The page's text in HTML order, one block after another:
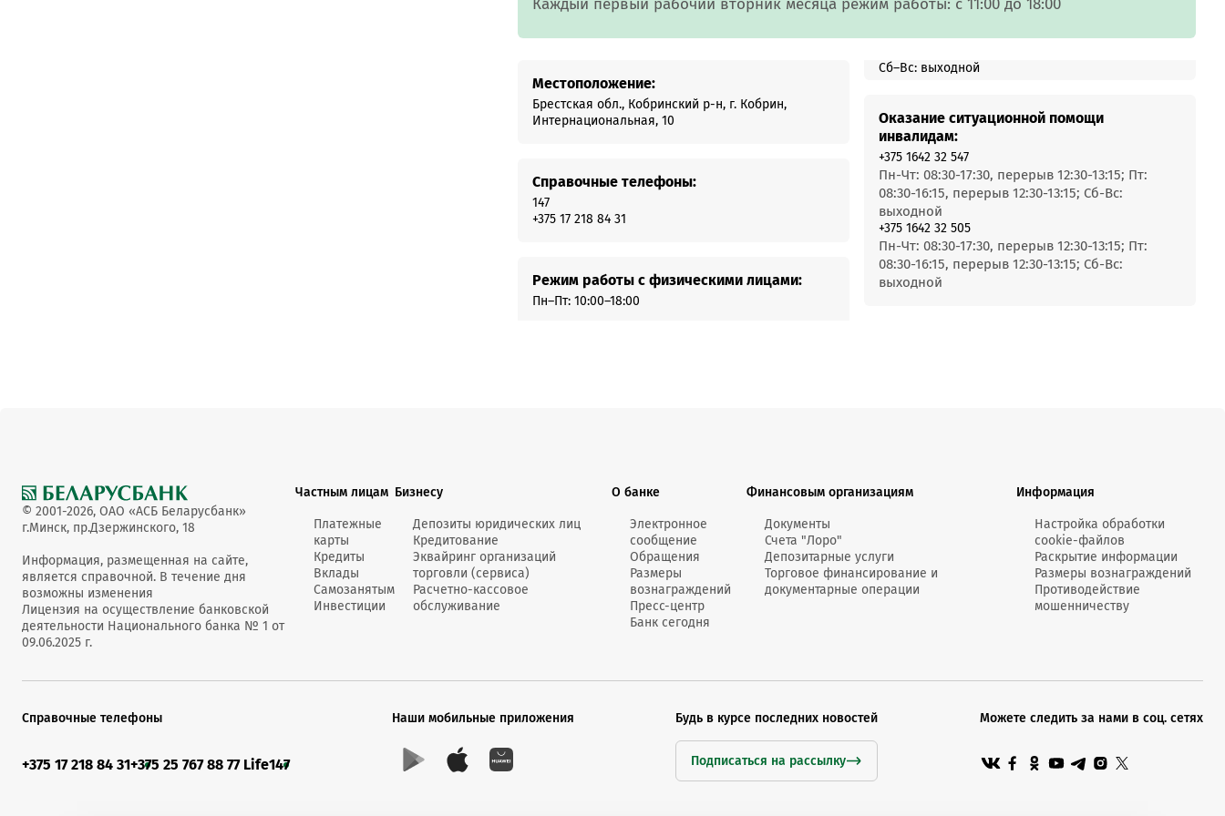
Онлайн-консультант:
пн—пт 9:00 - 20:00*
* кроме праздничных дней
Спросить онлайн
телефона Visa
Подробнее
Каждый первый рабочий вторник месяца режим работы: с 11:00 до 18:00
Местоположение:
Брестская обл., Кобринский р-н, г. Кобрин,
Интернациональная, 10
Справочные телефоны:
147
+375 17 218 84 31
Режим работы с физическими лицами:
Пн–Пт: 10:00–18:00
Сб–Вс: выходной
Оказание ситуационной помощи
инвалидам:
+375 1642 32 547
Пн-Чт: 08:30-17:30, перерыв 12:30-13:15; Пт:
08:30-16:15, перерыв 12:30-13:15; Сб-Вс:
выходной
+375 1642 32 505
Пн-Чт: 08:30-17:30, перерыв 12:30-13:15; Пт:
08:30-16:15, перерыв 12:30-13:15; Сб-Вс:
выходной
© 2001-2026, ОАО «АСБ Беларусбанк»
г.Минск, пр.Дзержинского, 18
Информация, размещенная на сайте,
является справочной. В течение дня
возможны изменения
Лицензия на осуществление банковской
деятельности Национального банка № 1 от
09.06.2025 г.
Частным лицам
Платежные
карты
Кредиты
Вклады
Самозанятым
Инвестиции
Бизнесу
Депозиты юридических лиц
Кредитование
Эквайринг организаций
торговли (сервиса)
Расчетно-кассовое
обслуживание
О банке
Электронное
сообщение
Обращения
Размеры
вознаграждений
Пресс-центр
Банк сегодня
Финансовым организациям
Документы
Счета "Лоро"
Депозитарные услуги
Торговое финансирование и
документарные операции
Информация
Настройка обработки
cookie-файлов
Раскрытие информации
Размеры вознаграждений
Противодействие
мошенничеству
Справочные телефоны
+375 17 218 84 31+375 25 767 88 77 Life147
Наши мобильные приложения Будь в курсе последних новостей
Подписаться на рассылку
Можете следить за нами в соц. сетях